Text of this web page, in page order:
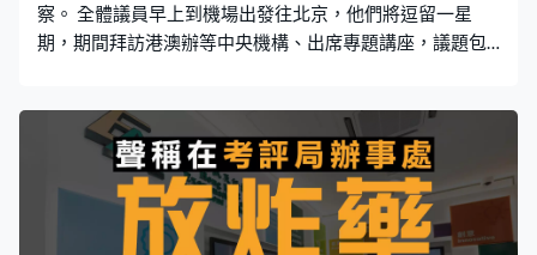
察。 全體議員早上到機場出發往北京，他們將逗留一星
期，期間拜訪港澳辦等中央機構、出席專題講座，議題包
京，主席李慧琼形容意義重大，有助更融入和服務國家發
展大局。立法會主席李慧琼：「相信這些一手考察、一手
資料，一定能夠提升議員在審議香港法例、香港事務的情
況，讓議員的大局觀亦可以進一步掌握全局，讓我們亦可
以借鑒國家經驗，讓香港發揮得更好，尤其是推動北部都